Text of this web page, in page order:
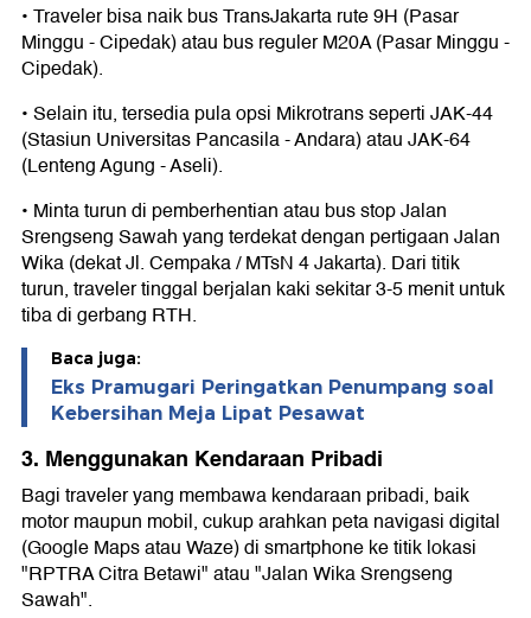
• Traveler bisa naik bus TransJakarta rute 9H (Pasar
Minggu - Cipedak) atau bus reguler M20A (Pasar Minggu -
Cipedak).
• Selain itu, tersedia pula opsi Mikrotrans seperti JAK-44
(Stasiun Universitas Pancasila - Andara) atau JAK-64
(Lenteng Agung - Aseli).
• Minta turun di pemberhentian atau bus stop Jalan
Srengseng Sawah yang terdekat dengan pertigaan Jalan
Wika (dekat Jl. Cempaka / MTsN 4 Jakarta). Dari titik
turun, traveler tinggal berjalan kaki sekitar 3-5 menit untuk
tiba di gerbang RTH.
Baca juga:
Eks Pramugari Peringatkan Penumpang soal
Kebersihan Meja Lipat Pesawat
3. Menggunakan Kendaraan Pribadi
Bagi traveler yang membawa kendaraan pribadi, baik
motor maupun mobil, cukup arahkan peta navigasi digital
(Google Maps atau Waze) di smartphone ke titik lokasi
"RPTRA Citra Betawi" atau "Jalan Wika Srengseng
Sawah".